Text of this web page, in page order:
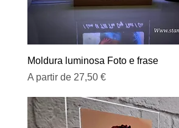
Visualização rápida
Moldura luminosa Foto e frase
A partir de 27,50 €
Preço promocional